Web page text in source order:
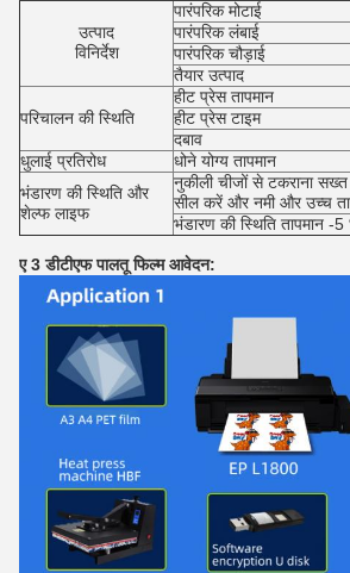
उत्पाद
विनिर्देश
पारंपरिक मोटाई
पारंपरिक लंबाई
पारंपरिक चौड़ाई
तैयार उत्पाद
परिचालन की स्थिति
हीट प्रेस तापमान
हीट प्रेस टाइम
दबाव
धुलाई प्रतिरोध
धोने योग्य तापमान
भंडारण की स्थिति और
शेल्फ लाइफ
नुकीली चीजों से टकराना
सील करें और नमी और उच्च
भंडारण की स्थिति तापमान
ए 3 डीटीएफ पालतू फिल्म आवेदन: